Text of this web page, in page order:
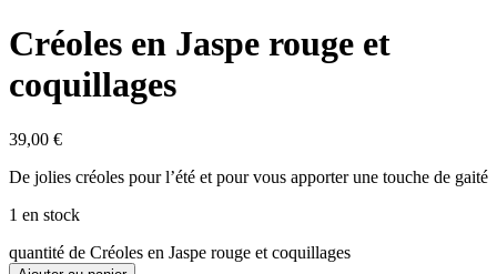
Créoles en Jaspe rouge et
coquillages
39,00 €
De jolies créoles pour l’été et pour vous apporter une touche de gaité
1 en stock
quantité de Créoles en Jaspe rouge et coquillages